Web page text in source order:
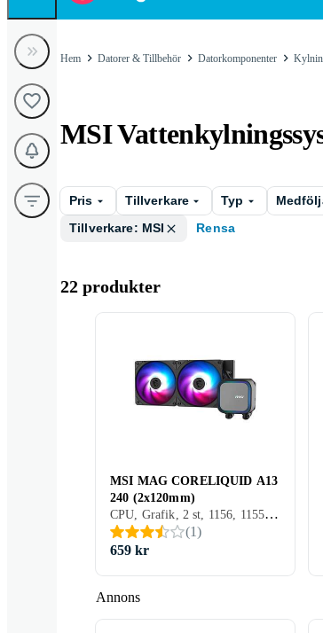
Hem Datorer & Tillbehör Datorkomponenter
MSI
Pris Tillverkare Typ
Tillverkare: MSI
Rensa
22 produkter
Annons
MSI MAG CORELIQUID A13
240 (2x120mm)
CPU, Grafik, 2 st, 1156, 1155, 1150, 1151, AM4, 1200, 1700, AM5
(1)
659 kr